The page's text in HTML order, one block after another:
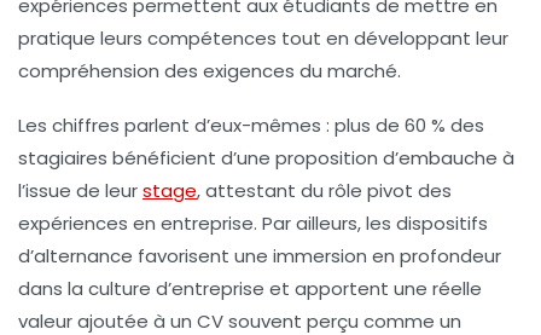
pratique leurs compétences tout en développant leur
compréhension des exigences du marché.
Les chiffres parlent d’eux-mêmes : plus de 60 % des
stagiaires bénéficient d’une proposition d’embauche à
l’issue de leurstage, attestant du rôle pivot des
expériences en entreprise. Par ailleurs, les dispositifs
d’alternance favorisent une immersion en profondeur
dans la culture d’entreprise et apportent une réelle
valeur ajoutée à un CV souvent perçu comme un